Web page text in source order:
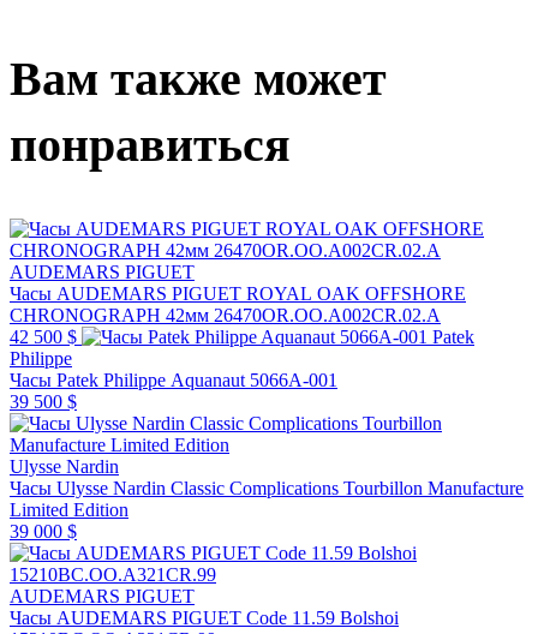
Вам также может
понравиться
AUDEMARS PIGUET
Часы AUDEMARS PIGUET ROYAL OAK OFFSHORE
CHRONOGRAPH 42мм 26470OR.OO.A002CR.02.A
42 500 $
Patek
Philippe
Часы Patek Philippe Aquanaut 5066A-001
39 500 $
Ulysse Nardin
Часы Ulysse Nardin Classic Complications Tourbillon Manufacture
Limited Edition
39 000 $
AUDEMARS PIGUET
Часы AUDEMARS PIGUET Code 11.59 Bolshoi